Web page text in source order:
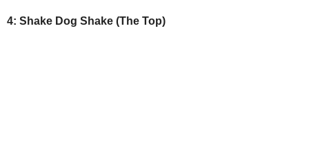
4: Shake Dog Shake (The Top)